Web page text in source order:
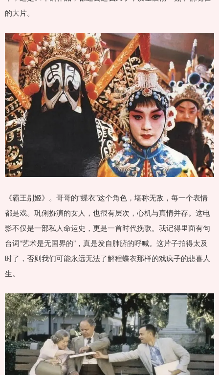
的大片。
《霸王别姬》。哥哥的“蝶衣”这个角色，堪称无敌，每一个表情
都是戏。巩俐扮演的女人，也很有层次，心机与真情并存。这电
影不仅是一部私人命运史，更是一首时代挽歌。我记得里面有句
台词“艺术是无国界的”，真是发自肺腑的呼喊。这片子拍得太及
时了，否则我们可能永远无法了解程蝶衣那样的戏疯子的悲喜人
生。